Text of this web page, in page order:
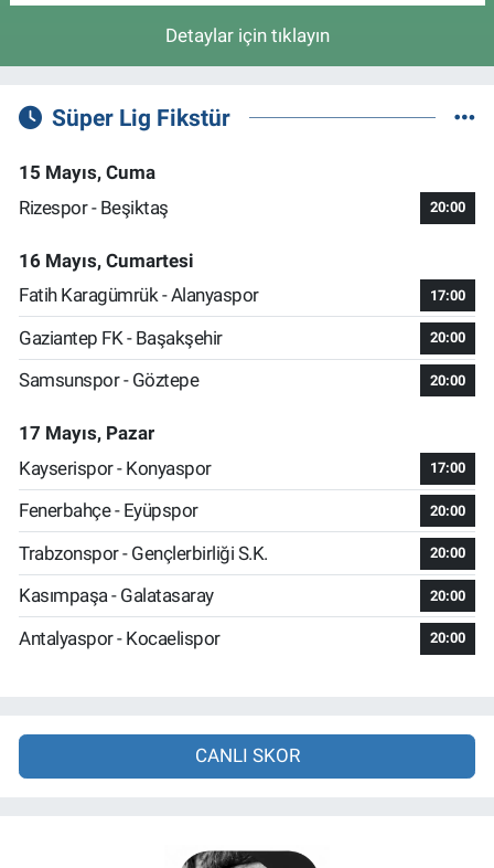
Detaylar için tıklayın
Süper Lig Fikstür
15 Mayıs, Cuma
Rizespor - Beşiktaş
20:00
16 Mayıs, Cumartesi
Fatih Karagümrük - Alanyaspor
17:00
Gaziantep FK - Başakşehir 20:00
Samsunspor - Göztepe 20:00
17 Mayıs, Pazar
Kayserispor - Konyaspor
17:00
Fenerbahçe - Eyüpspor 20:00
Trabzonspor - Gençlerbirliği S.K. 20:00
Kasımpaşa - Galatasaray 20:00
Antalyaspor - Kocaelispor 20:00
CANLI SKOR